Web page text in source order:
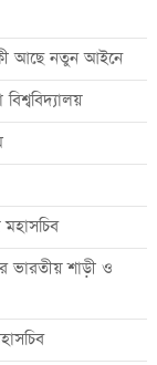
কী আছে নতুন আইনে
ভারতীয় শাড়ী ও